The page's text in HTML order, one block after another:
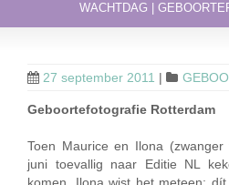
WACHTDAG |
27 september 2011 |
Geboortefotografie Rotterdam
Toen Maurice en Ilona
juni toevallig naar Editie NL